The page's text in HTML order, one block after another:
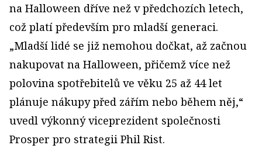
na Halloween dříve než v předchozích letech,
což platí především pro mladší generaci.
„Mladší lidé se již nemohou dočkat, až začnou
nakupovat na Halloween, přičemž více než
polovina spotřebitelů ve věku 25 až 44 let
plánuje nákupy před zářím nebo během něj,“
uvedl výkonný viceprezident společnosti
Prosper pro strategii Phil Rist.